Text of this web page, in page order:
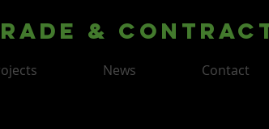
&
News Contact